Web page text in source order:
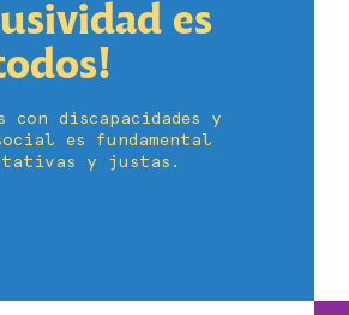
es
discapacidades y
es fundamental
y justas.